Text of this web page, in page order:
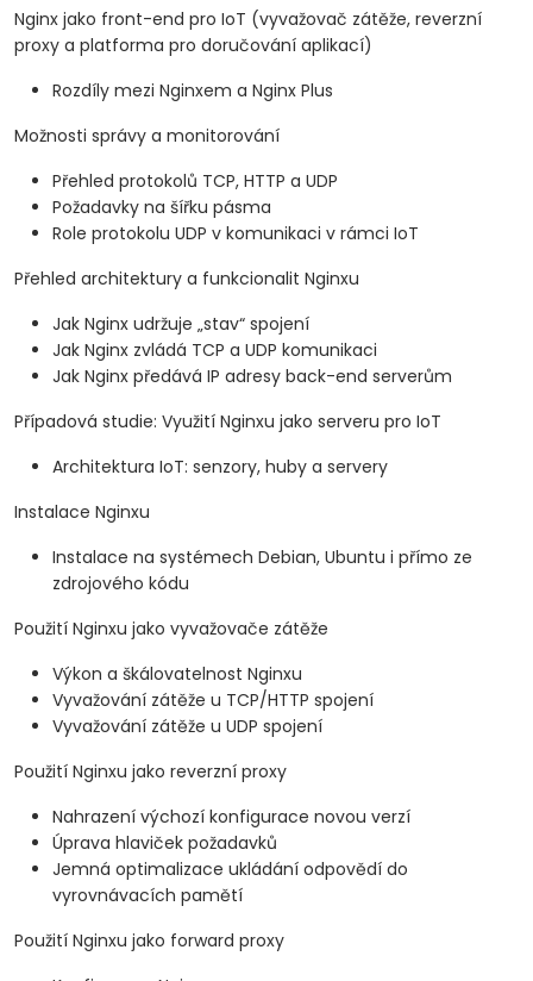
Nginx jako front-end pro IoT (vyvažovač zátěže, reverzní
proxy a platforma pro doručování aplikací)
Rozdíly mezi Nginxem a Nginx Plus
Možnosti správy a monitorování
Přehled protokolů TCP, HTTP a UDP
Požadavky na šířku pásma
Role protokolu UDP v komunikaci v rámci IoT
Přehled architektury a funkcionalit Nginxu
Jak Nginx udržuje „stav“ spojení
Jak Nginx zvládá TCP a UDP komunikaci
Jak Nginx předává IP adresy back-end serverům
Případová studie: Využití Nginxu jako serveru pro IoT
Architektura IoT: senzory, huby a servery
Instalace Nginxu
Instalace na systémech Debian, Ubuntu i přímo ze
zdrojového kódu
Použití Nginxu jako vyvažovače zátěže
Výkon a škálovatelnost Nginxu
Vyvažování zátěže u TCP/HTTP spojení
Vyvažování zátěže u UDP spojení
Použití Nginxu jako reverzní proxy
Nahrazení výchozí konfigurace novou verzí
Úprava hlaviček požadavků
Jemná optimalizace ukládání odpovědí do
vyrovnávacích pamětí
Použití Nginxu jako forward proxy